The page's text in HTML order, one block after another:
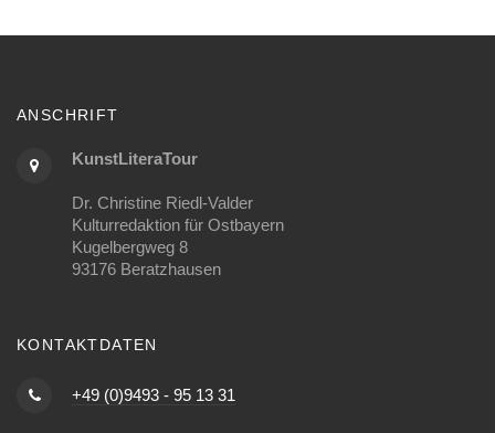
ANSCHRIFT
KunstLiteraTour
Dr. Christine Riedl-Valder
Kulturredaktion für Ostbayern
Kugelbergweg 8
93176 Beratzhausen
KONTAKTDATEN
+49 (0)9493 - 95 13 31